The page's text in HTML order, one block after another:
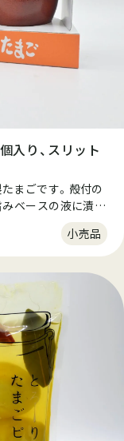
入り、スリット
まごです。殻付の
ベースの液に漬け
りも味わいも抜群
ーブオイルを少量
す。
小売品